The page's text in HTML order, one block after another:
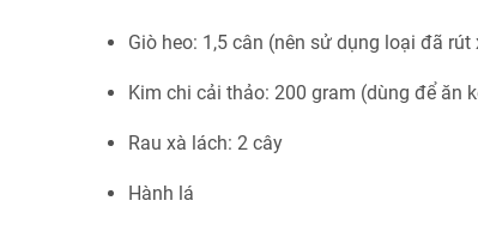
Giò heo: 1,5 cân (nên sử dụng loại đã
Kim chi cải thảo: 200 gram (dùng để ăn
Rau xà lách: 2 cây
Hành lá